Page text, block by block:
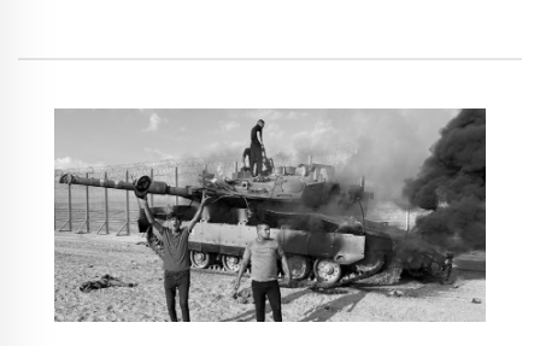
حزب «الليكود»، وفقًا للاستطلاع المذكور
ولاستطلاعات سابقة، لا يُمكّنه من توفير ائتلاف
قادر على تشكيل الحكومة المقبلة، وهذا يعني أن
خوض الانتخابات على هذا النحو لا يخدم طموحه في
البقاء على رأس الحكومة المقبلة.